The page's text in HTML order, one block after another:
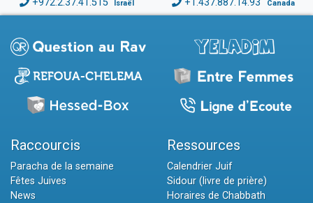
+972.2.37.41.515 Israël +1.437.887.14.93 Canada
Raccourcis
Paracha de la semaine
Fêtes Juives
News
Ressources
Calendrier Juif
Sidour (livre de prière)
Horaires de Chabbath